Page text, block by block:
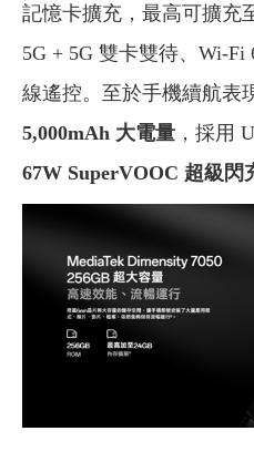
記憶卡擴充，最高可擴充
5G + 5G 雙卡雙待、Wi-
線遙控。至於手機續航表
5,000mAh 大電量 ，採用
67W SuperVOOC 超級閃